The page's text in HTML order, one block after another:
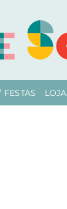
FESTAS LOJA